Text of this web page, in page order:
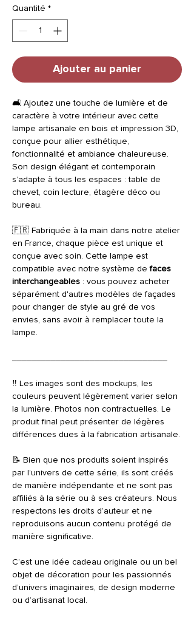
Quantité *
Ajouter au panier
🛋️ Ajoutez une touche de lumière et de
caractère à votre intérieur avec cette
lampe artisanale en bois et impression 3D,
conçue pour allier esthétique,
fonctionnalité et ambiance chaleureuse.
Son design élégant et contemporain
s’adapte à tous les espaces : table de
chevet, coin lecture, étagère déco ou
bureau.
🇫🇷 Fabriquée à la main dans notre atelier
en France, chaque pièce est unique et
conçue avec soin. Cette lampe est
compatible avec notre système defaces
interchangeables : vous pouvez acheter
séparément d'autres modèles de façades
pour changer de style au gré de vos
envies, sans avoir à remplacer toute la
lampe.
‼️ Les images sont des mockups, les
couleurs peuvent légèrement varier selon
la lumière. Photos non contractuelles. Le
produit final peut présenter de légères
différences dues à la fabrication artisanale.
📝 Bien que nos produits soient inspirés
par l’univers de cette série, ils sont créés
de manière indépendante et ne sont pas
affiliés à la série ou à ses créateurs. Nous
respectons les droits d’auteur et ne
reproduisons aucun contenu protégé de
manière significative.
C’est une idée cadeau originale ou un bel
objet de décoration pour les passionnés
d’univers imaginaires, de design moderne
ou d’artisanat local.